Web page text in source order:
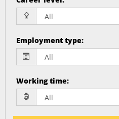
Employment type:
Working time: